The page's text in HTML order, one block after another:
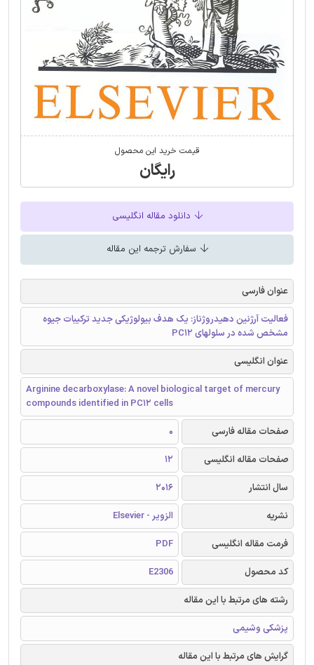
قیمت خرید این محصول
رایگان
دانلود مقاله انگلیسی
سفارش ترجمه این مقاله
عنوان فارسی
فعالیت آرژنین دهیدروژناز: یک هدف بیولوژیکی جدید ترکیبات جیوه
مشخص شده در سلولهای PC12
عنوان انگلیسی
Arginine decarboxylase: A novel biological target of mercury
compounds identified in PC12 cells
صفحات مقاله فارسی
0
صفحات مقاله انگلیسی
12
سال انتشار
2016
نشریه
الزویر - Elsevier
فرمت مقاله انگلیسی
PDF
کد محصول
E2306
رشته های مرتبط با این مقاله
پزشکی وشیمی
گرایش های مرتبط با این مقاله